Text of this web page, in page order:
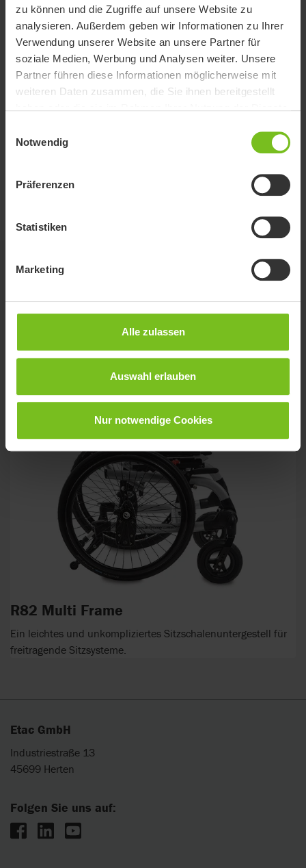
zu können und die Zugriffe auf unsere Website zu
analysieren. Außerdem geben wir Informationen zu Ihrer
Verwendung unserer Website an unsere Partner für
soziale Medien, Werbung und Analysen weiter. Unsere
Partner führen diese Informationen möglicherweise mit
weiteren Daten zusammen, die Sie ihnen bereitgestellt
Notwendig
Präferenzen
Statistiken
Marketing
Alle zulassen
Auswahl erlauben
Nur notwendige Cookies
zweckmäßigen Gebrauch bestimmt. Die Produkte, auf die verwiesen
wird, können ohne vorherige Ankündigung geändert werden und es
wird dem Leser empfohlen, sich bezüglich der Übereinstimmung mit
der Produktversion, der Artikelnummer sowie der entsprechenden
Übersetzung zu vergewissern die aktuelle Version zu verwenden.
Dokumente
Montageanleitung
Verwandte Produkte
R82 Multi Frame
Ein leichtes und unkompliziertes Sitzschalenuntergestell für
freitragende Sitzsysteme.
Etac GmbH
Industriestraße 13
45699 Herten
Folgen Sie uns auf: